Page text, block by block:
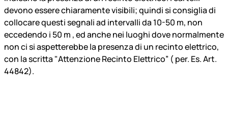
devono essere chiaramente visibili; quindi si consiglia di
collocare questi segnali ad intervalli da 10-50 m, non
eccedendo i 50 m , ed anche nei luoghi dove normalmente
non ci si aspetterebbe la presenza di un recinto elettrico,
con la scritta "Attenzione Recinto Elettrico” ( per. Es. Art.
44842).